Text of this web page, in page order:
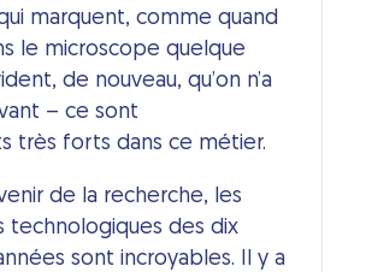
marquent, comme quand
le microscope quelque
de nouveau, qu’on n’a
– ce sont
très forts dans ce métier.
de la recherche, les
technologiques des dix
sont incroyables. Il y a